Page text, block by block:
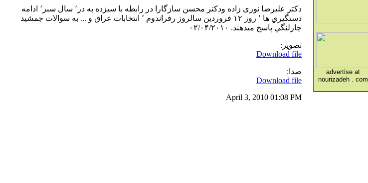
دکتر عليرضا نوری زاده ودكتر محسن سازگارا در رابطه با سيزده به در٬ سال سبز٬ ادامه
دستگيري ها ٬ روز ۱۲ فروردين سالروز رفراندوم ٬ انتخابات عراق و ... به سوالات جمشيد
چارلنگي پاسخ ميدهند. ۰۲/۰۴/۲۰۱۰
تصوير:
Download file
صدا:
Download file
April 3, 2010 01:08 PM
advertise at
nourizadeh . com